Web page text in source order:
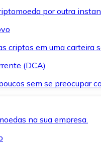
por outra
criptos em uma carteira
(DCA)
sem se preocupar
na sua empresa.